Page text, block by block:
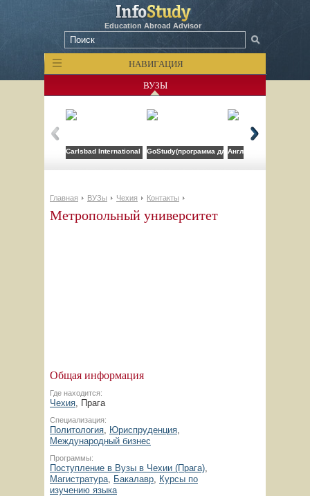
Education Abroad Advisor
НАВИГАЦИЯ
ВУЗЫ
Carlsbad International SchoolGoStudy(программа для врачей)Англо-американский
Главная ВУЗы Чехия Контакты
Метропольный университет
Общая информация
Где находится:
Чехия, Прага
Специализация:
Политология, Юриспруденция,
Международный бизнес
Программы:
Поступление в Вузы в Чехии (Прага),
Магистратура, Бакалавр, Курсы по
изучению языка